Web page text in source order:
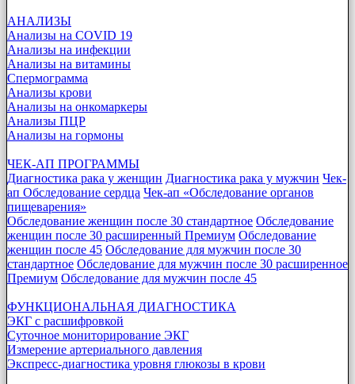
АНАЛИЗЫ
Анализы на COVID 19
Анализы на инфекции
Анализы на витамины
Спермограмма
Анализы крови
Анализы на онкомаркеры
Анализы ПЦР
Анализы на гормоны
ЧЕК-АП ПРОГРАММЫ
Диагностика рака у женщин Диагностика рака у мужчин Чек-
ап Обследование сердца Чек-ап «Обследование органов
пищеварения»
Обследование женщин после 30 стандартное Обследование
женщин после 30 расширенный Премиум Обследование
женщин после 45 Обследование для мужчин после 30
стандартное Обследование для мужчин после 30 расширенное
Премиум Обследование для мужчин после 45
ФУНКЦИОНАЛЬНАЯ ДИАГНОСТИКА
ЭКГ с расшифровкой
Суточное мониторирование ЭКГ
Измерение артериального давления
Экспресс-диагностика уровня глюкозы в крови